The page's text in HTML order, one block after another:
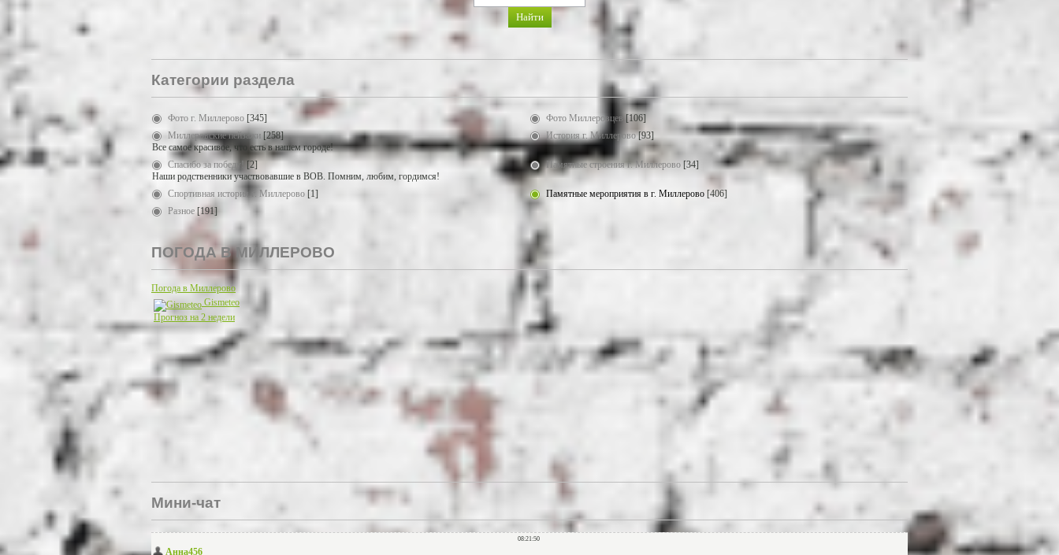
Категории раздела
Фото г. Миллерово [345] Фото Миллеровцев [106]
Миллеровские пейзажи [258]
Все самое красивое, что есть в нашем городе!
История г. Миллерово [93]
Спасибо за победу!
[2]
Наши родственники участвовавшие в ВОВ. Помним, любим, гордимся!
Памятные строения г. Миллерово [34]
Спортивная история г. Миллерово [1] Памятные мероприятия в г. Миллерово [406]
Разное [191]
ПОГОДА В МИЛЛЕРОВО
Погода в Миллерово
Gismeteo
Прогноз на 2 недели
Мини-чат